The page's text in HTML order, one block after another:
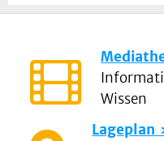
Wissen
Lageplan